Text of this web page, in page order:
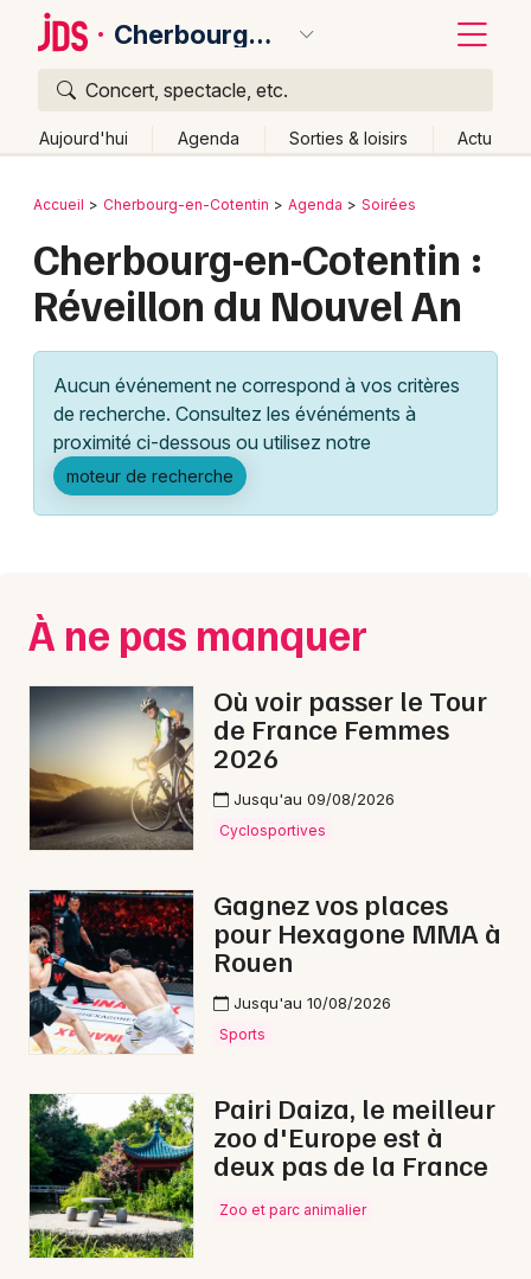
Cherbourg-en-Cotentin
Concert, spectacle, etc.
Aujourd'hui Agenda Sorties & loisirs Actu
Publier un événement
Grands événements
Activité & Expérience
Manifestations
Foires & salons
Concerts
Sports
Sorties famille
Sorties & loisirs
Nouvel An dans la Manche
Nouvel An en Basse-Normandie
Nouvel An en Normandie
Newsletter des sorties
Bordeaux
Colmar
Lille
Lyon
Marseille
Mulhouse
Nice
Paris
Strasbourg
Toulouse
Toutes les villes
Retour
Accueil Cherbourg-en-Cotentin Agenda Soirées
Cherbourg-en-Cotentin :
Réveillon du Nouvel An
Aucun événement ne correspond à vos critères
de recherche. Consultez les événéments à
proximité ci-dessous ou utilisez notre
moteur de recherche
À ne pas manquer
Où voir passer le Tour
de France Femmes
2026
Jusqu'au 09/08/2026
Cyclosportives
Gagnez vos places
pour Hexagone MMA à
Rouen
Jusqu'au 10/08/2026
Sports
Pairi Daiza, le meilleur
zoo d'Europe est à
deux pas de la France
Zoo et parc animalier
Quoi ?
Où ?
Basse-Normandie
Partout
Près de moi
Changer de lieu
Aujourd'hui
Demain Ce week-end Autre